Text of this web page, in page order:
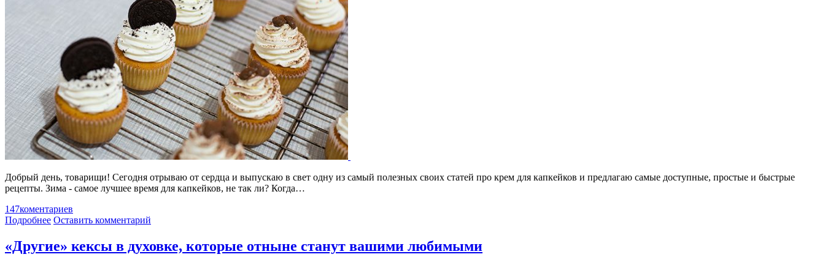
Добрый день, товарищи! Сегодня отрываю от сердца и выпускаю в свет одну из самый полезных своих статей про крем для капкейков и предлагаю самые доступные, простые и быстрые
рецепты. Зима - самое лучшее время для капкейков, не так ли? Когда…
147коментариев
Подробнее Оставить комментарий
«Другие» кексы в духовке, которые отныне станут вашими любимыми